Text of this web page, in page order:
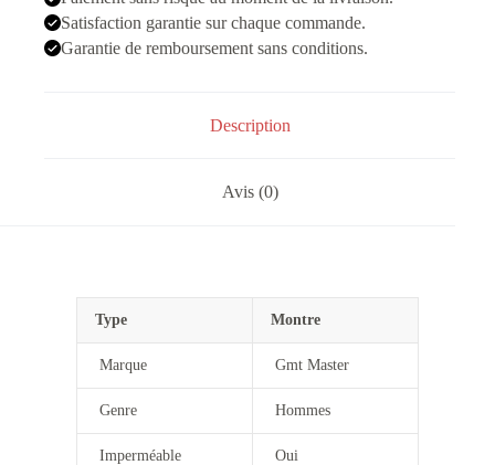
Satisfaction garantie sur chaque commande.
Garantie de remboursement sans conditions.
Description
Avis (0)
Type Montre
Marque Gmt Master
Genre Hommes
Imperméable Oui